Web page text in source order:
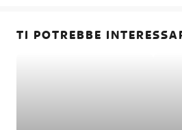
TI POTREBBE